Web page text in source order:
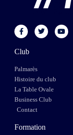
Club
Palmarès
Histoire du club
La Table Ovale
Business Club
Contact
Formation